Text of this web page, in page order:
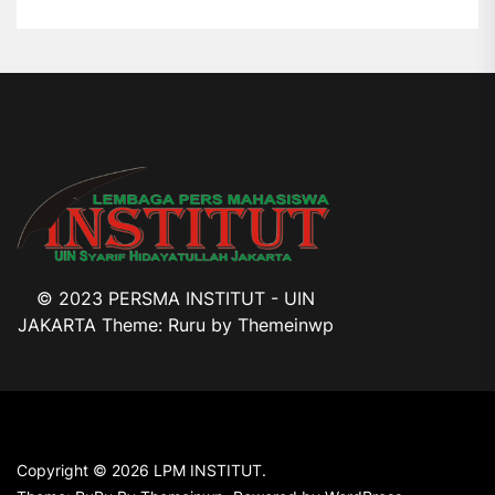
© 2023 PERSMA INSTITUT - UIN
JAKARTA Theme: Ruru by Themeinwp
Copyright © 2026 LPM INSTITUT.